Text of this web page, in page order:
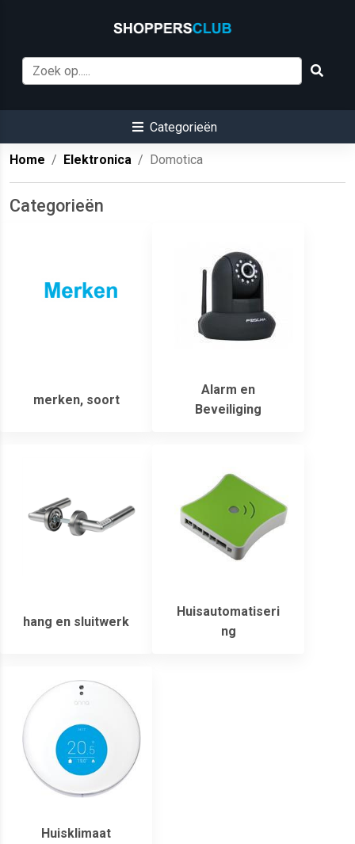
Categorieën
Home Elektronica Domotica
Categorieën
merken, soort
Alarm en
Beveiliging
hang en sluitwerk
Huisautomatiseri
ng
Huisklimaat